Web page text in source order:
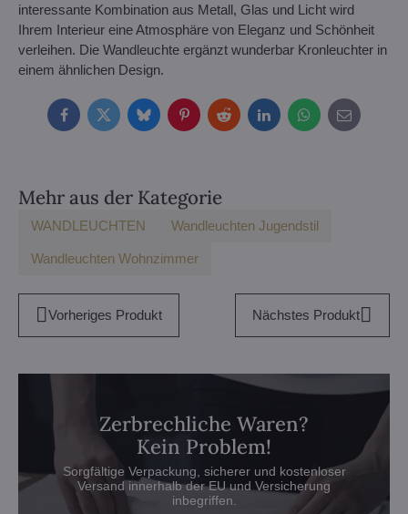
interessante Kombination aus Metall, Glas und Licht wird
Ihrem Interieur eine Atmosphäre von Eleganz und Schönheit
verleihen. Die Wandleuchte ergänzt wunderbar Kronleuchter in
einem ähnlichen Design.
FacebookTwitterBlueskyPinterestRedditLinkedInWhatsApp
E-
mail
Mehr aus der Kategorie
WANDLEUCHTEN Wandleuchten Jugendstil
Wandleuchten Wohnzimmer
Vorheriges Produkt Nächstes Produkt
Zerbrechliche Waren?
Kein Problem!
Sorgfältige Verpackung, sicherer und kostenloser
Versand innerhalb der EU und Versicherung
inbegriffen.